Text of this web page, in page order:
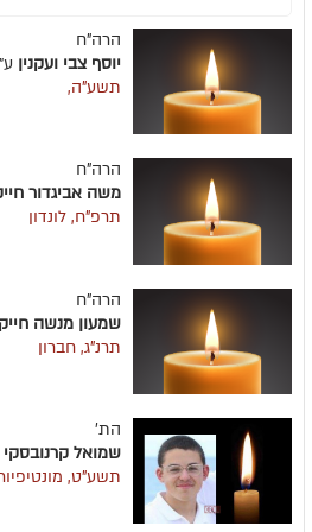
הרה"ח
יוסף צבי ועקנין
תשע"ה,
הרה"ח
משה אביגדור
תרפ"ח, לונדון
הרה"ח
שמעון מנשה
תרנ"ג, חברון
הת'
שמואל קרנובסקי
תשע"ט,